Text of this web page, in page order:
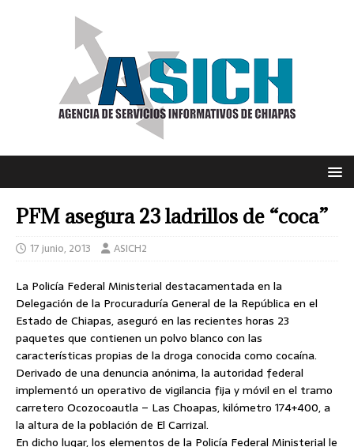
PFM asegura 23 ladrillos de “coca”
17 junio, 2013 ASICH2
La Policía Federal Ministerial destacamentada en la
Delegación de la Procuraduría General de la República en el
Estado de Chiapas, aseguró en las recientes horas 23
paquetes que contienen un polvo blanco con las
características propias de la droga conocida como cocaína.
Derivado de una denuncia anónima, la autoridad federal
implementó un operativo de vigilancia fija y móvil en el tramo
carretero Ocozocoautla – Las Choapas, kilómetro 174+400, a
la altura de la población de El Carrizal.
En dicho lugar, los elementos de la Policía Federal Ministerial le